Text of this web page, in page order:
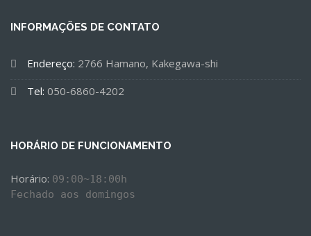
INFORMAÇÕES DE CONTATO
Endereço: 2766 Hamano, Kakegawa-shi
Tel: 050-6860-4202
HORÁRIO DE FUNCIONAMENTO
Horário: 09:00~18:00h
Fechado aos domingos